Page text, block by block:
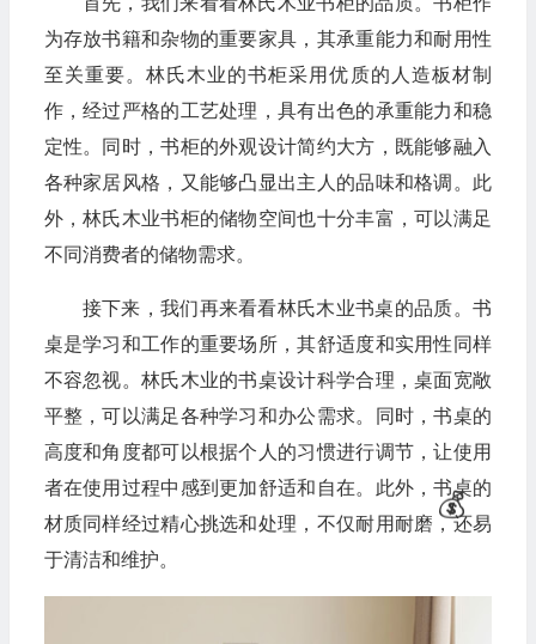
为存放书籍和杂物的重要家具，其承重能力和耐用性
至关重要。林氏木业的书柜采用优质的人造板材制
作，经过严格的工艺处理，具有出色的承重能力和稳
定性。同时，书柜的外观设计简约大方，既能够融入
各种家居风格，又能够凸显出主人的品味和格调。此
外，林氏木业书柜的储物空间也十分丰富，可以满足
不同消费者的储物需求。
接下来，我们再来看看林氏木业书桌的品质。书
桌是学习和工作的重要场所，其舒适度和实用性同样
不容忽视。林氏木业的书桌设计科学合理，桌面宽敞
平整，可以满足各种学习和办公需求。同时，书桌的
高度和角度都可以根据个人的习惯进行调节，让使用
者在使用过程中感到更加舒适和自在。此外，书桌的
材质同样经过精心挑选和处理，不仅耐用耐磨，还易
于清洁和维护。